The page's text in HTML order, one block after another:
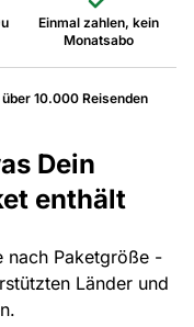
Einmal zahlen, kein
Monatsabo
10.000 Reisenden
Dein
enthält
nach Paketgröße -
Länder und